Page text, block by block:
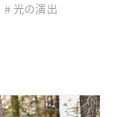
光の演出